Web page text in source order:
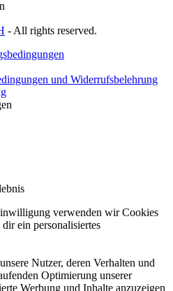
- All rights reserved.
und Widerrufsbelehrung
verwenden wir Cookies
ein personalisiertes
Nutzer, deren Verhalten und
Optimierung unserer
Werbung und Inhalte anzuzeigen